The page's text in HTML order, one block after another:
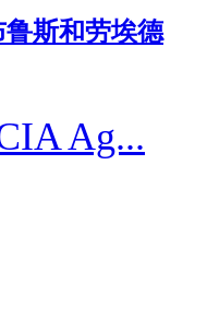
斯和劳埃德
Ag...